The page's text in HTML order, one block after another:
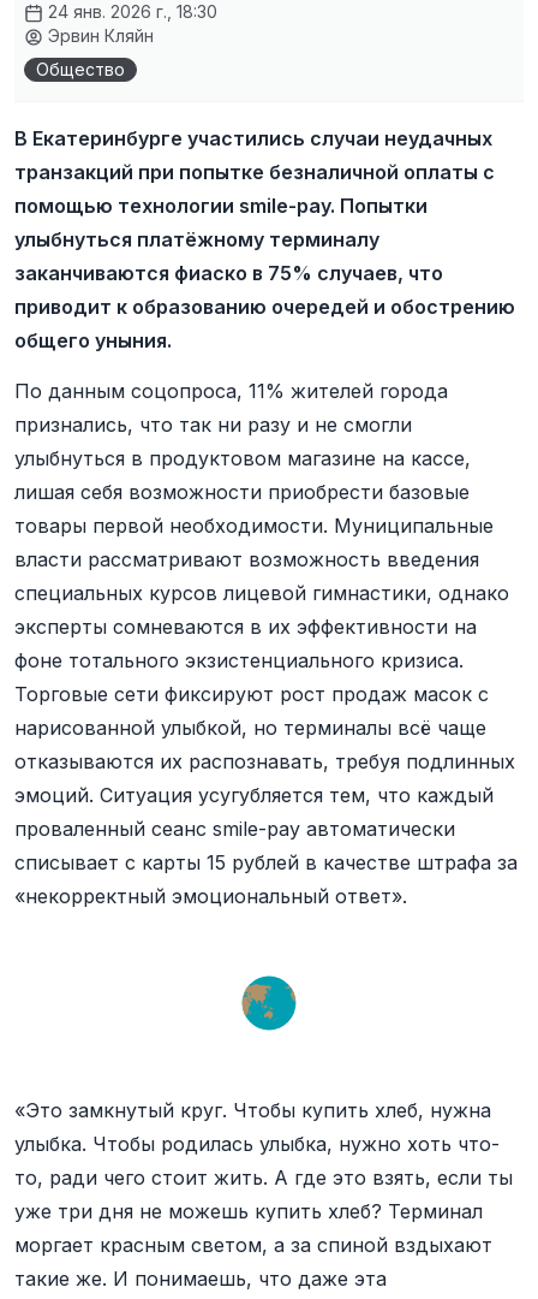
24 янв. 2026 г., 18:30
Эрвин Кляйн
Общество
В Екатеринбурге участились случаи неудачных
транзакций при попытке безналичной оплаты с
помощью технологии smile-pay. Попытки
улыбнуться платёжному терминалу
заканчиваются фиаско в 75% случаев, что
приводит к образованию очередей и обострению
общего уныния.
По данным соцопроса, 11% жителей города
признались, что так ни разу и не смогли
улыбнуться в продуктовом магазине на кассе,
лишая себя возможности приобрести базовые
товары первой необходимости. Муниципальные
власти рассматривают возможность введения
специальных курсов лицевой гимнастики, однако
эксперты сомневаются в их эффективности на
фоне тотального экзистенциального кризиса.
Торговые сети фиксируют рост продаж масок с
нарисованной улыбкой, но терминалы всё чаще
отказываются их распознавать, требуя подлинных
эмоций. Ситуация усугубляется тем, что каждый
проваленный сеанс smile-pay автоматически
списывает с карты 15 рублей в качестве штрафа за
«некорректный эмоциональный ответ».
«Это замкнутый круг. Чтобы купить хлеб, нужна
улыбка. Чтобы родилась улыбка, нужно хоть что-
то, ради чего стоит жить. А где это взять, если ты
уже три дня не можешь купить хлеб? Терминал
моргает красным светом, а за спиной вздыхают
такие же. И понимаешь, что даже эта